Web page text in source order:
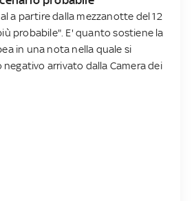
a partire dalla mezzanotte del 12
probabile". E' quanto sostiene la
in una nota nella quale si
negativo arrivato dalla Camera dei